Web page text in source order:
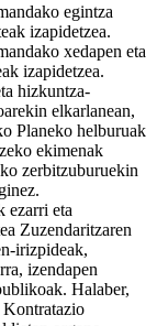
egintza
izapidetzea.
xedapen eta
izapidetzea.
hizkuntza-
elkarlanean,
Planeko helburuak
ekimenak
zerbitzuburuekin
ezarri eta
Zuzendaritzaren
irizpideak,
izendapen
Halaber,
Kontratazio